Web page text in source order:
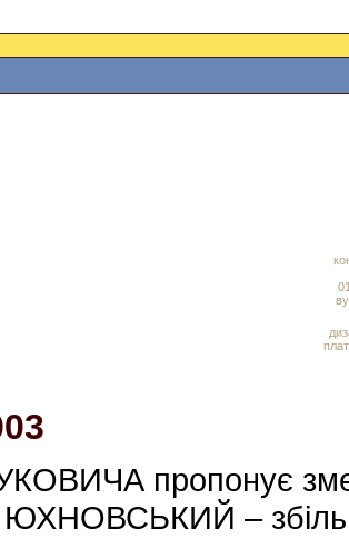
пропонує
ЮХНОВСЬКИЙ –